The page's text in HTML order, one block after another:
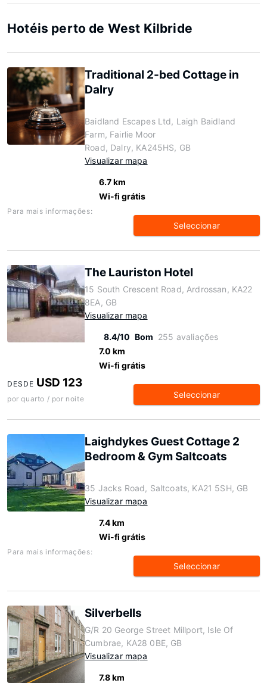
Hotéis perto de West Kilbride
Traditional 2-bed Cottage in
Dalry
Baidland Escapes Ltd, Laigh Baidland
Farm, Fairlie Moor
Road, Dalry, KA245HS, GB
Visualizar mapa
6.7 km
Wi-fi grátis
Para mais informações:
Seleccionar
The Lauriston Hotel
15 South Crescent Road, Ardrossan, KA22
8EA, GB
Visualizar mapa
8.4/10 Bom 255 avaliações
7.0 km
Wi-fi grátis
DESDE USD 123
por quarto / por noite Seleccionar
Laighdykes Guest Cottage 2
Bedroom & Gym Saltcoats
35 Jacks Road, Saltcoats, KA21 5SH, GB
Visualizar mapa
7.4 km
Wi-fi grátis
Para mais informações:
Seleccionar
Silverbells
G/R 20 George Street Millport, Isle Of
Cumbrae, KA28 0BE, GB
Visualizar mapa
7.8 km